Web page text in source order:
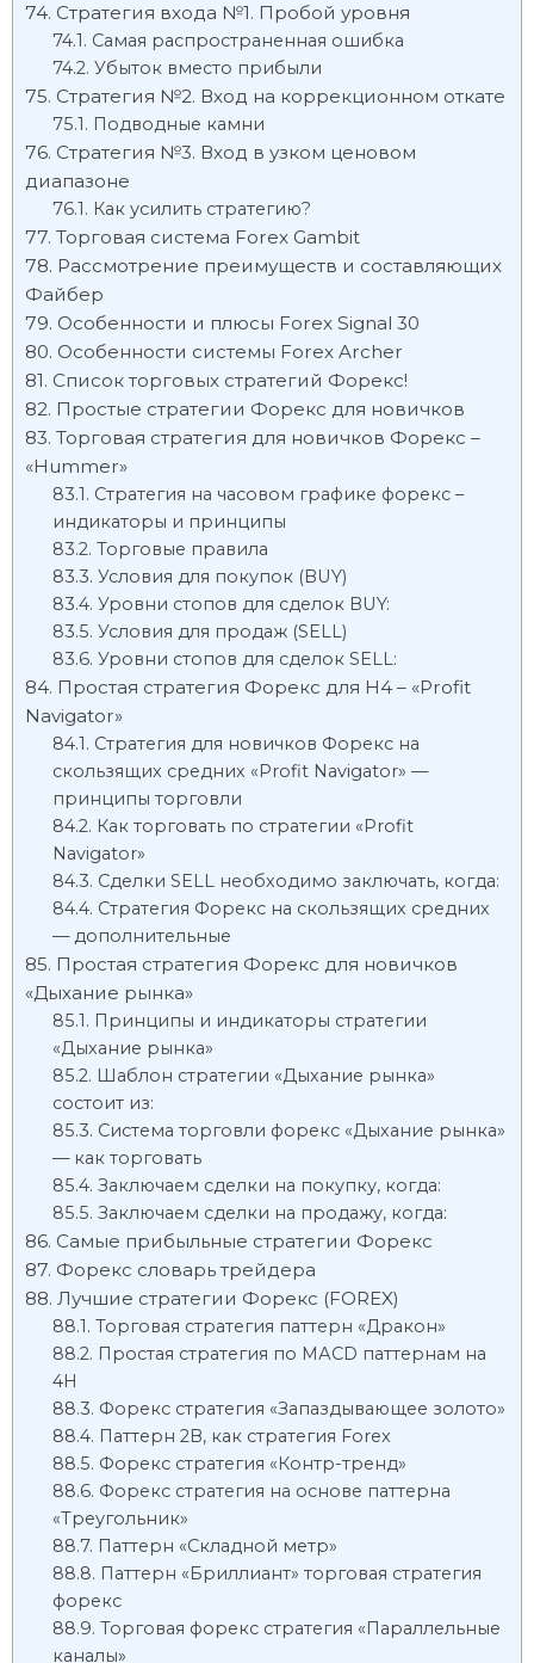
Стратегия входа №1. Пробой уровня
Самая распространенная ошибка
Убыток вместо прибыли
Стратегия №2. Вход на коррекционном откате
Подводные камни
Стратегия №3. Вход в узком ценовом
диапазоне
Как усилить стратегию?
Торговая система Forex Gambit
Рассмотрение преимуществ и составляющих
Файбер
Особенности и плюсы Forex Signal 30
Особенности системы Forex Archer
Список торговых стратегий Форекс!
Простые стратегии Форекс для новичков
Торговая стратегия для новичков Форекс –
«Hummer»
Стратегия на часовом графике форекс –
индикаторы и принципы
Торговые правила
Условия для покупок (BUY)
Уровни стопов для сделок BUY:
Условия для продаж (SELL)
Уровни стопов для сделок SELL:
Простая стратегия Форекс для H4 – «Profit
Navigator»
Стратегия для новичков Форекс на
скользящих средних «Profit Navigator» —
принципы торговли
Как торговать по стратегии «Profit
Navigator»
Сделки SELL необходимо заключать, когда:
Стратегия Форекс на скользящих средних
— дополнительные
Простая стратегия Форекс для новичков
«Дыхание рынка»
Принципы и индикаторы стратегии
«Дыхание рынка»
Шаблон стратегии «Дыхание рынка»
состоит из:
Система торговли форекс «Дыхание рынка»
— как торговать
Заключаем сделки на покупку, когда:
Заключаем сделки на продажу, когда:
Самые прибыльные стратегии Форекс
Форекс словарь трейдера
Лучшие стратегии Форекс (FOREX)
Торговая стратегия паттерн «Дракон»
Простая стратегия по МАСD паттернам на
4H
Форекс стратегия «Запаздывающее золото»
Паттерн 2В, как стратегия Forex
Форекс стратегия «Контр-тренд»
Форекс стратегия на основе паттерна
«Треугольник»
Паттерн «Складной метр»
Паттерн «Бриллиант» торговая стратегия
форекс
Торговая форекс стратегия «Параллельные
каналы»